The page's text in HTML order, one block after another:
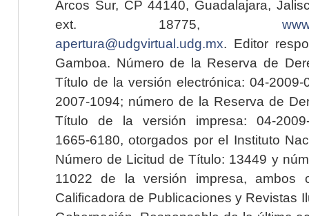
Arcos Sur, CP 44140, Guadalajara,
ext. 18775,
apertura@udgvirtual.udg.mx. Editor
Gamboa. Número de la Reserva de
Título de la versión electrónica: 04-2009-
2007-1094; número de la Reserva de
Título de la versión impresa: 04-2009-
1665-6180, otorgados por el Instituto
Número de Licitud de Título: 13449 y
11022 de la versión impresa, ambos
Calificadora de Publicaciones y Revistas